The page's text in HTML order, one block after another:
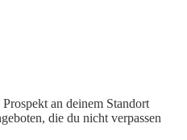
an deinem Standort
die du nicht verpassen